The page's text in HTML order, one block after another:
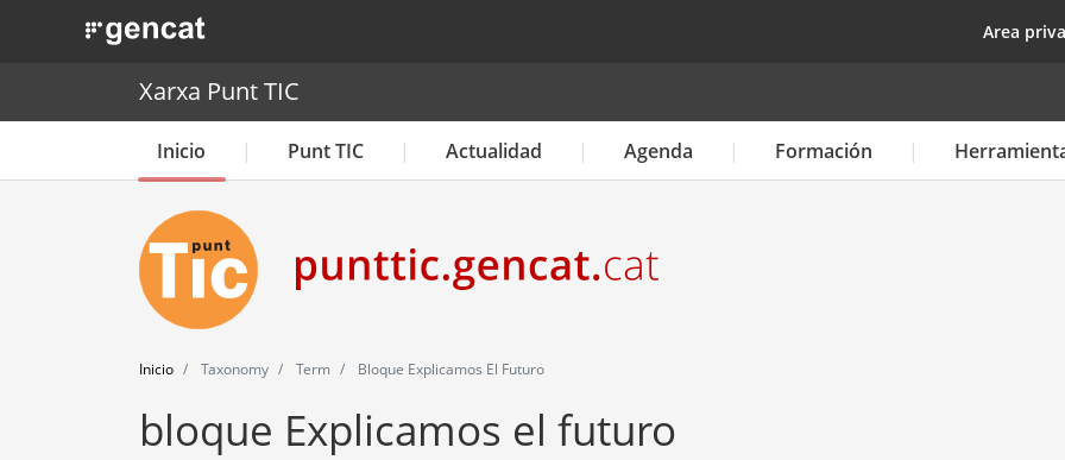
. Obre en una nova finestra. top
Area
Xarxa Punt TIC
Inicio Punt TIC Actualidad Agenda Formación
Inicio Taxonomy Term Bloque Explicamos El Futuro
bloque Explicamos el futuro